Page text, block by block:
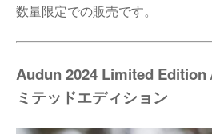
数量限定での販売です。
Audun 2024 Limited Edition
ミテッドエディション